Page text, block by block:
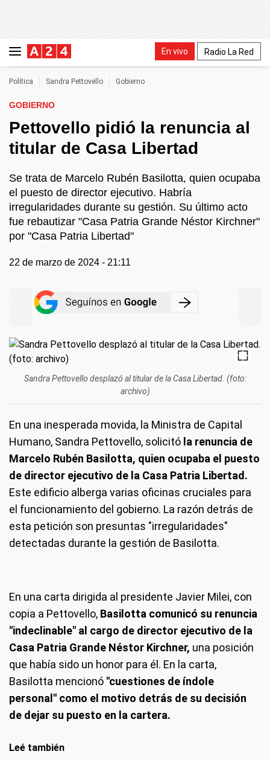
En vivo Radio La Red
Política Sandra Pettovello Gobierno
GOBIERNO
Pettovello pidió la renuncia al
titular de Casa Libertad
Se trata de Marcelo Rubén Basilotta, quien ocupaba
el puesto de director ejecutivo. Habría
irregularidades durante su gestión. Su último acto
fue rebautizar "Casa Patria Grande Néstor Kirchner"
por "Casa Patria Libertad"
22 de marzo de 2024 - 21:11
Sandra Pettovello desplazó al titular de la Casa Libertad. (foto:
archivo)
En una inesperada movida, la Ministra de Capital
Humano, Sandra Pettovello, solicitó la renuncia de
Marcelo Rubén Basilotta, quien ocupaba el puesto
de director ejecutivo de la Casa Patria Libertad.
Este edificio alberga varias oficinas cruciales para
el funcionamiento del gobierno. La razón detrás de
esta petición son presuntas "irregularidades"
detectadas durante la gestión de Basilotta.
En una carta dirigida al presidente Javier Milei, con
copia a Pettovello, Basilotta comunicó su renuncia
"indeclinable" al cargo de director ejecutivo de la
Casa Patria Grande Néstor Kirchner, una posición
que había sido un honor para él. En la carta,
Basilotta mencionó "cuestiones de índole
personal" como el motivo detrás de su decisión
de dejar su puesto en la cartera.
Leé también